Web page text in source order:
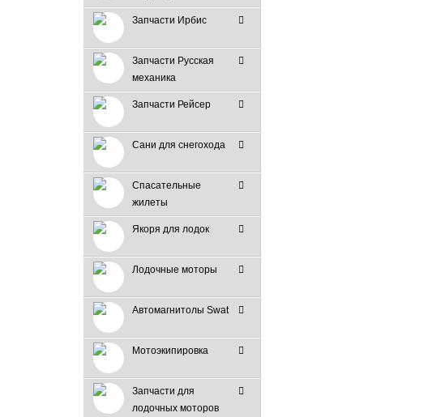
Запчасти Ирбис
Запчасти Русская
механика
Запчасти Рейсер
Сани для снегохода
Спасательные
жилеты
Якоря для лодок
Лодочные моторы
Автомагнитолы Swat
Мотоэкипировка
Запчасти для
лодочных моторов